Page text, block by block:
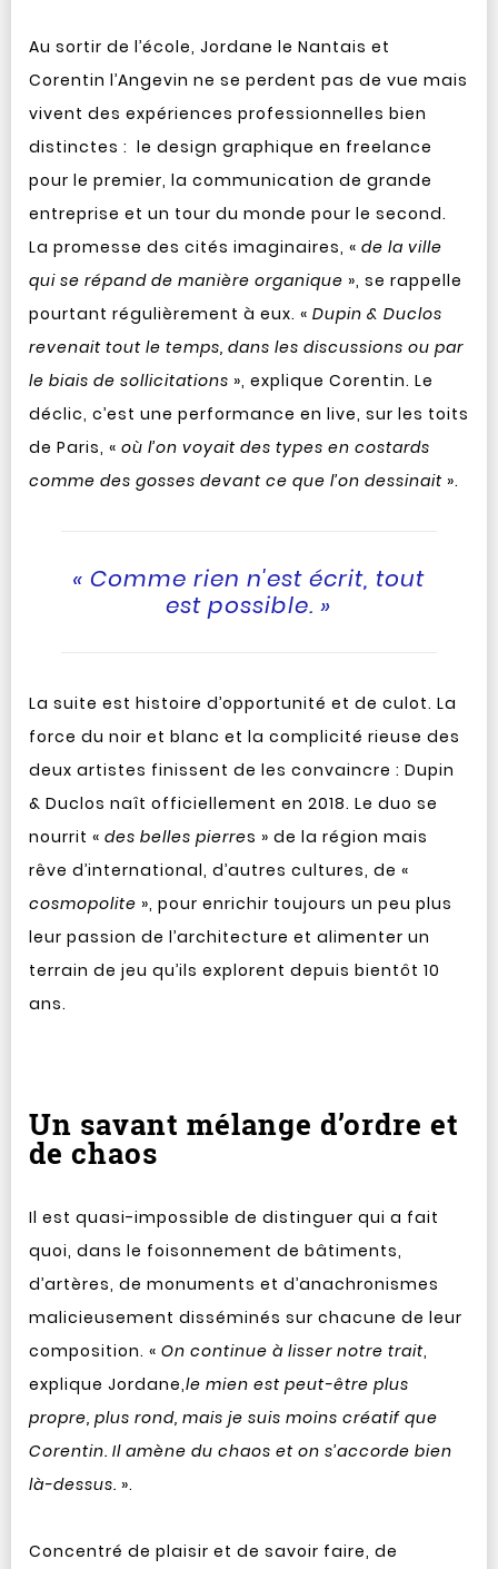
Au sortir de l’école, Jordane le Nantais et
Corentin l’Angevin ne se perdent pas de vue mais
vivent des expériences professionnelles bien
distinctes : le design graphique en freelance
pour le premier, la communication de grande
entreprise et un tour du monde pour le second.
La promesse des cités imaginaires, « de la ville
qui se répand de manière organique », se rappelle
pourtant régulièrement à eux. « Dupin & Duclos
revenait tout le temps, dans les discussions ou par
le biais de sollicitations », explique Corentin. Le
déclic, c’est une performance en live, sur les toits
de Paris, « où l’on voyait des types en costards
comme des gosses devant ce que l’on dessinait».
« Comme rien n'est écrit, tout
est possible. »
La suite est histoire d’opportunité et de culot. La
force du noir et blanc et la complicité rieuse des
deux artistes finissent de les convaincre : Dupin
& Duclos naît officiellement en 2018. Le duo se
nourrit « des belles pierres » de la région mais
rêve d’international, d’autres cultures, de «
cosmopolite », pour enrichir toujours un peu plus
leur passion de l’architecture et alimenter un
terrain de jeu qu’ils explorent depuis bientôt 10
ans.
Un savant mélange d’ordre et
de chaos
Il est quasi-impossible de distinguer qui a fait
quoi, dans le foisonnement de bâtiments,
d’artères, de monuments et d’anachronismes
malicieusement disséminés sur chacune de leur
composition. « On continue à lisser notre trait,
explique Jordane,le mien est peut-être plus
propre, plus rond, mais je suis moins créatif que
Corentin. Il amène du chaos et on s’accorde bien
là-dessus. ».
Concentré de plaisir et de savoir faire, de